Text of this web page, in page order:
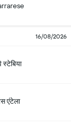
16/08/2026
एंटेला